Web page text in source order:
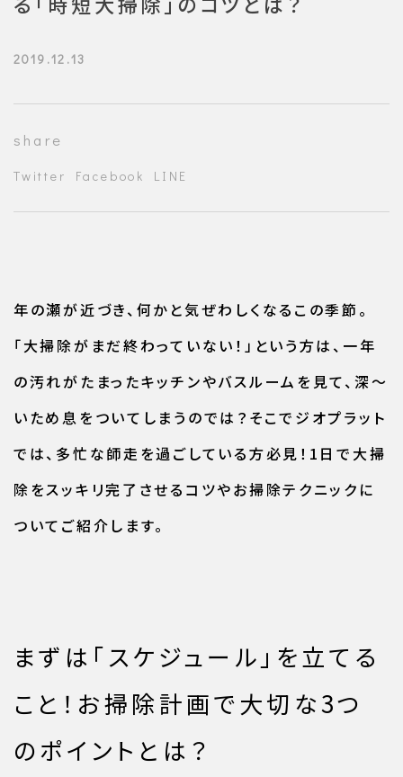
2019.12.13
share
Twitter Facebook LINE
年の瀬が近づき、何かと気ぜわしくなるこの季節。
「大掃除がまだ終わっていない！」という方は、一年
の汚れがたまったキッチンやバスルームを見て、深～
いため息をついてしまうのでは？そこでジオプラット
では、多忙な師走を過ごしている方必見！1日で大掃
除をスッキリ完了させるコツやお掃除テクニックに
ついてご紹介します。
まずは「スケジュール」を立てる
こと！お掃除計画で大切な3つ
のポイントとは？